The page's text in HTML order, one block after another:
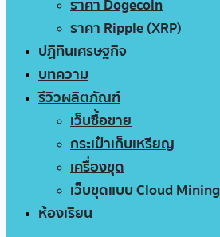
ราคา Dogecoin
ราคา Ripple (XRP)
ปฏิทินเศรษฐกิจ
บทความ
รีวิวผลิตภัณฑ์
เว็บซื้อขาย
กระเป๋าเก็บเหรียญ
เครื่องขุด
เว็บขุดแบบ Cloud Mining
ห้องเรียน